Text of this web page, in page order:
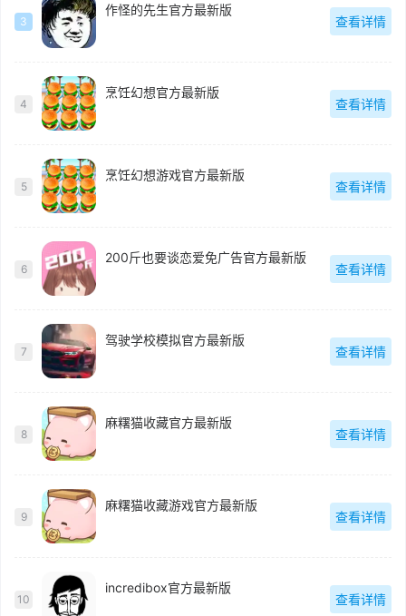
3
作怪的先生官方最新版
查看详情
4
烹饪幻想官方最新版
查看详情
5
烹饪幻想游戏官方最新版
查看详情
6
200斤也要谈恋爱免广告官方最新版
查看详情
7
驾驶学校模拟官方最新版
查看详情
8
麻糬猫收藏官方最新版
查看详情
9
麻糬猫收藏游戏官方最新版
查看详情
10
incredibox官方最新版
查看详情